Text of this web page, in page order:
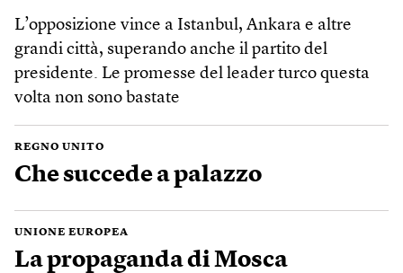
L’opposizione vince a Istanbul, Ankara e altre
grandi città, superando anche il partito del
presidente. Le promesse del leader turco questa
volta non sono bastate
REGNO UNITO
Che succede a palazzo
UNIONE EUROPEA
La propaganda di Mosca